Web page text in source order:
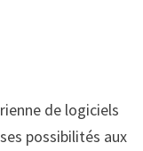
de logiciels
possibilités aux